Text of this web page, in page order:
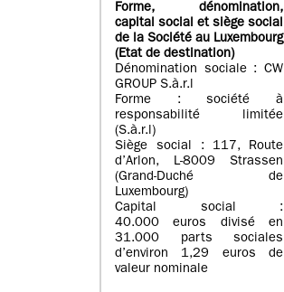
Forme, dénomination,
capital social et siège social
de la Société au Luxembourg
(Etat de destination)
Dénomination sociale : CW
GROUP S.à.r.l
Forme : société à
responsabilité limitée
(S.à.r.l)
Siège social : 117, Route
d’Arlon, L-8009 Strassen
(Grand-Duché de
Luxembourg)
Capital social :
40.000 euros divisé en
31.000 parts sociales
d’environ 1,29 euros de
valeur nominale